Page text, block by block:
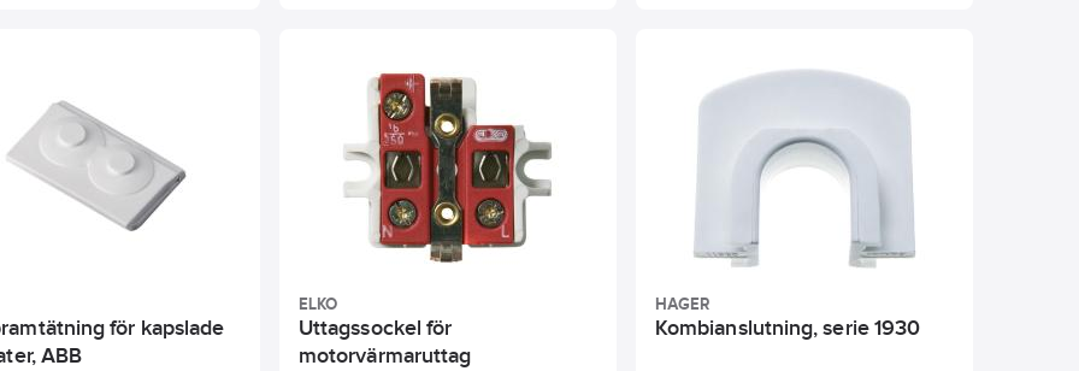
för kapslade
ABB
ELKO
Uttagssockel för
motorvärmaruttag
HAGER
Kombianslutning, serie 1930